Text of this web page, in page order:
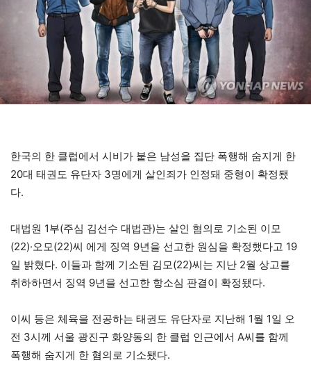
한국의 한 클럽에서 시비가 붙은 남성을 집단 폭행해 숨지게 한
20대 태권도 유단자 3명에게 살인죄가 인정돼 중형이 확정됐
다.
대법원 1부(주심 김선수 대법관)는 살인 혐의로 기소된 이모
(22)·오모(22)씨 에게 징역 9년을 선고한 원심을 확정했다고 19
일 밝혔다. 이들과 함께 기소된 김모(22)씨는 지난 2월 상고를
취하하면서 징역 9년을 선고한 항소심 판결이 확정됐다.
이씨 등은 체육을 전공하는 태권도 유단자로 지난해 1월 1일 오
전 3시께 서울 광진구 화양동의 한 클럽 인근에서 A씨를 함께
폭행해 숨지게 한 혐의로 기소됐다.